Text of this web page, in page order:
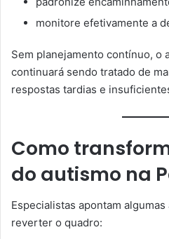
monitore efetivamente a
Sem planejamento contínuo, o
continuará sendo tratado de
respostas tardias e
Como
do autismo na
Especialistas apontam
reverter o quadro: